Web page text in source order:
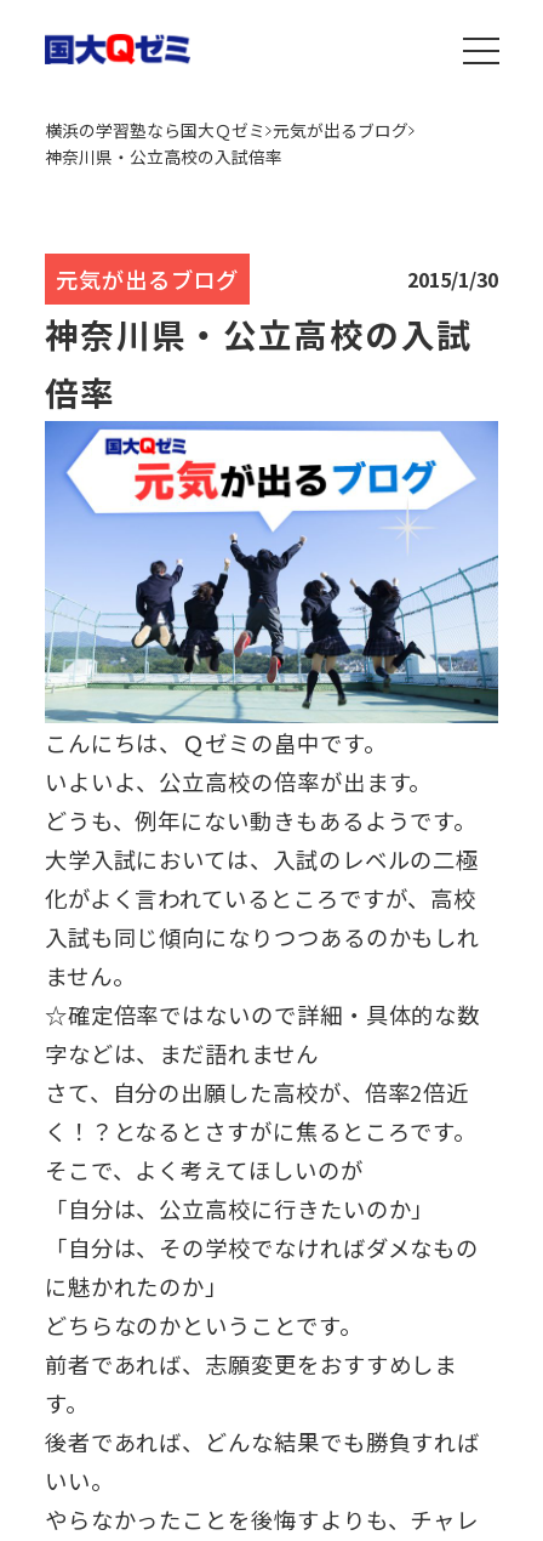
横浜の学習塾なら国大Ｑゼミ 元気が出るブログ
神奈川県・公立高校の入試倍率
元気が出るブログ 2015/1/30
神奈川県・公立高校の入試
倍率
こんにちは、Ｑゼミの畠中です。
いよいよ、公立高校の倍率が出ます。
どうも、例年にない動きもあるようです。
大学入試においては、入試のレベルの二極
化がよく言われているところですが、高校
入試も同じ傾向になりつつあるのかもしれ
ません。
☆確定倍率ではないので詳細・具体的な数
字などは、まだ語れません
さて、自分の出願した高校が、倍率2倍近
く！？となるとさすがに焦るところです。
そこで、よく考えてほしいのが
「自分は、公立高校に行きたいのか」
「自分は、その学校でなければダメなもの
に魅かれたのか」
どちらなのかということです。
前者であれば、志願変更をおすすめしま
す。
後者であれば、どんな結果でも勝負すれば
いい。
やらなかったことを後悔すよりも、チャレ